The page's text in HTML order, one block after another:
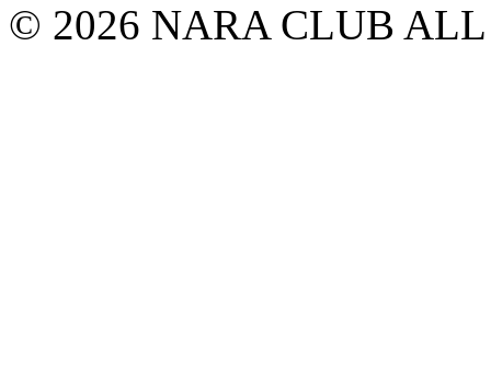
© 2026 NARA CLUB ALL